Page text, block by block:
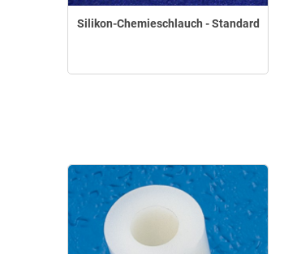
Silikon-Chemieschlauch - Standard